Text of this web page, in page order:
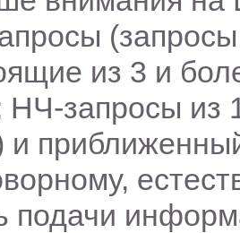
из 3 и
НЧ-запросы из
и
подачи